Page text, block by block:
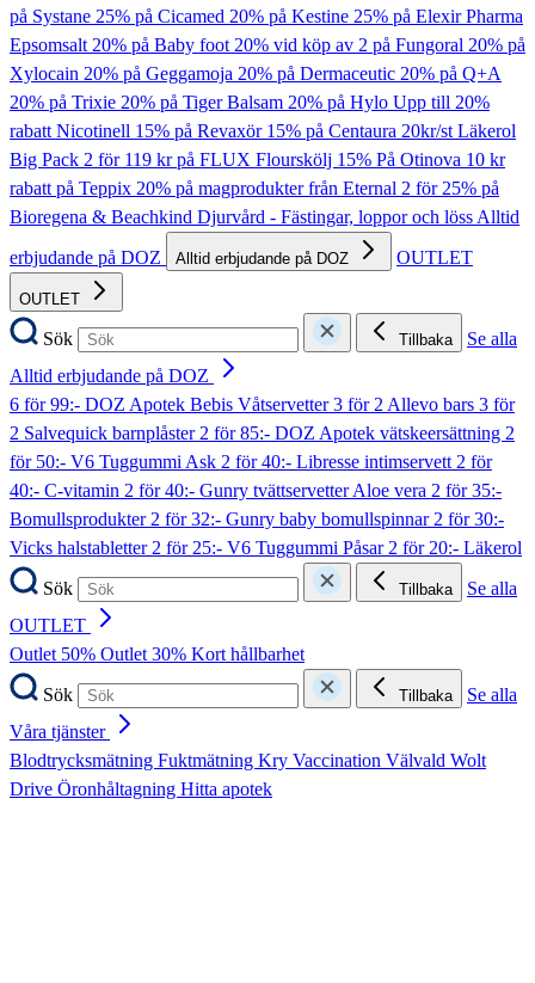
på Systane 25% på Cicamed 20% på Kestine 25% på Elexir Pharma
Epsomsalt20% på Baby foot20% vid köp av 2 på Fungoral 20% på
Xylocain 20% på Geggamoja 20% på Dermaceutic 20% på Q+A
20% på Trixie 20% på Tiger Balsam 20% på Hylo Upp till 20%
rabatt Nicotinell 15% på Revaxör 15% på Centaura 20kr/st Läkerol
Big Pack 2 för 119 kr på FLUX Flourskölj 15% På Otinova 10 kr
rabatt på Teppix 20% på magprodukter från Eternal 2 för 25% på
Bioregena & Beachkind Djurvård - Fästingar, loppor och lössAlltid
erbjudande på DOZ
Alltid erbjudande på DOZ OUTLET
OUTLET
Sök Tillbaka
Se alla
Alltid erbjudande på DOZ
6 för 99:- DOZ Apotek Bebis Våtservetter3 för 2 Allevo bars 3 för
2 Salvequick barnplåster2 för 85:- DOZ Apotek vätskeersättning 2
för 50:- V6 Tuggummi Ask 2 för 40:- Libresse intimservett2 för
40:- C-vitamin 2 för 40:- Gunry tvättservetter Aloe vera 2 för 35:-
Bomullsprodukter2 för 32:- Gunry baby bomullspinnar2 för 30:-
Vicks halstabletter2 för 25:- V6 Tuggummi Påsar2 för 20:- Läkerol
Sök
Tillbaka
Se alla
OUTLET
Outlet 50% Outlet 30% Kort hållbarhet
Sök
Tillbaka
Se alla
Våra tjänster
Blodtrycksmätning Fuktmätning Kry Vaccination Välvald Wolt
Drive Öronhåltagning Hitta apotek